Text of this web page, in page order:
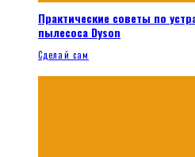
Практические советы по
пылесоса Dyson
Сделай сам